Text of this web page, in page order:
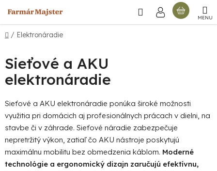
na
obsah
Hľadať
Domov
/ Elektronáradie
Sieťové a AKU
elektronáradie
Sieťové a AKU elektronáradie ponúka široké možnosti
využitia pri domácich aj profesionálnych prácach v dielni, na
stavbe či v záhrade. Sieťové náradie zabezpečuje
nepretržitý výkon, zatiaľ čo AKU nástroje poskytujú
maximálnu mobilitu bez obmedzenia káblom. Moderné
technológie a ergonomický dizajn zaručujú efektívnu,